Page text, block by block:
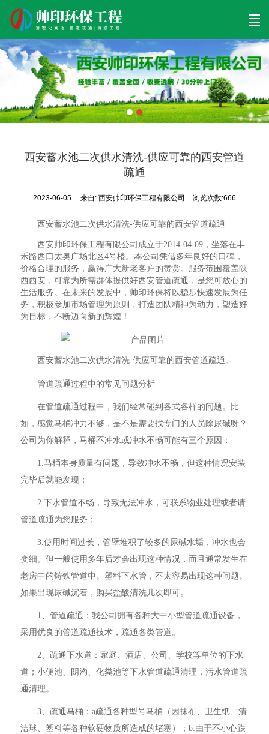
首页 清理工程 清淤工程 污泥工程 清淤检测
西安蓄水池二次供水清洗-供应可靠的西安管道
疏通
2023-06-05 来自:西安帅印环保工程有限公司 浏览次数:666
西安蓄水池二次供水清洗-供应可靠的西安管道疏通
西安帅印环保工程有限公司成立于2014-04-09，坐落在丰
禾路西口太奥广场北区4号楼。本公司凭借多年良好的口碑，
价格合理的服务，赢得广大新老客户的赞赏。服务范围覆盖陕
西西安，可靠为所需群体提供好西安管道疏通，是您可放心的
生活服务。在未来的发展中，帅印环保将以稳步快速发展为任
务，积极参加市场管理为原则，打造团队精神为动力，塑造好
为目标，不断迈向新的辉煌！
西安蓄水池二次供水清洗-供应可靠的西安管道疏通。
管道疏通过程中的常见问题分析
在管道疏通过程中，我们经常碰到各式各样的问题。比
如，感觉马桶冲力不够，是不是需要找专门的人员除尿碱呀？
公司为你解释，马桶不冲水或冲水不畅可能有三个原因：
1.马桶本身质量有问题，导致冲水不畅，但这种情况安装
完毕后就能发现；
2.下水管道不畅，导致无法冲水，可联系物业处理或者请
管道疏通为您服务；
3.使用时间过长，管壁堆积了较多的尿碱水垢，冲水也会
变细。但一般使用多年后才会出现这种情况，而且通常发生在
老房中的铸铁管道中。塑料下水管，不太容易出现这种问题。
如果出现尿碱沉着，购买盐酸清洗几次即可。
1、管道疏通：我公司拥有各种大中小型管道疏通设备，
采用优良的管道疏通技术，疏通各类管道。
2、疏通下水道：家庭、酒店、公司、学校等单位的下水
道；小便池、阴沟、化粪池等下水管道疏通清理，污水管道疏
通清理。
3、疏通马桶：a疏通各种型号马桶（因抹布、卫生纸、清
洁球、塑料等各种软硬物质所造成的堵塞）；b:由于不小心跌